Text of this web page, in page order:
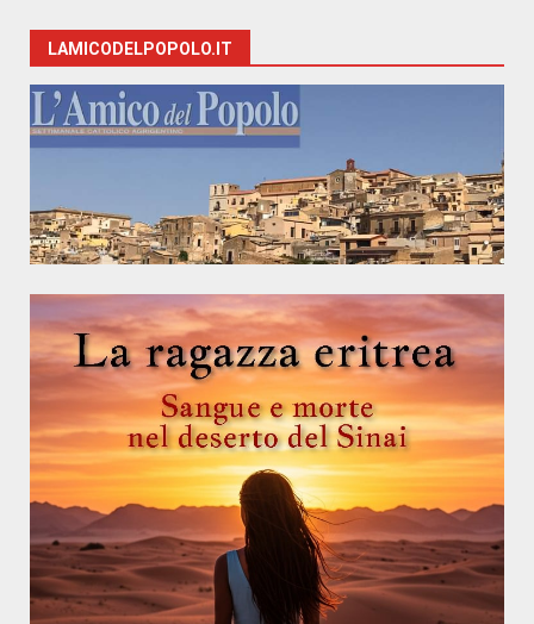
LAMICODELPOPOLO.IT